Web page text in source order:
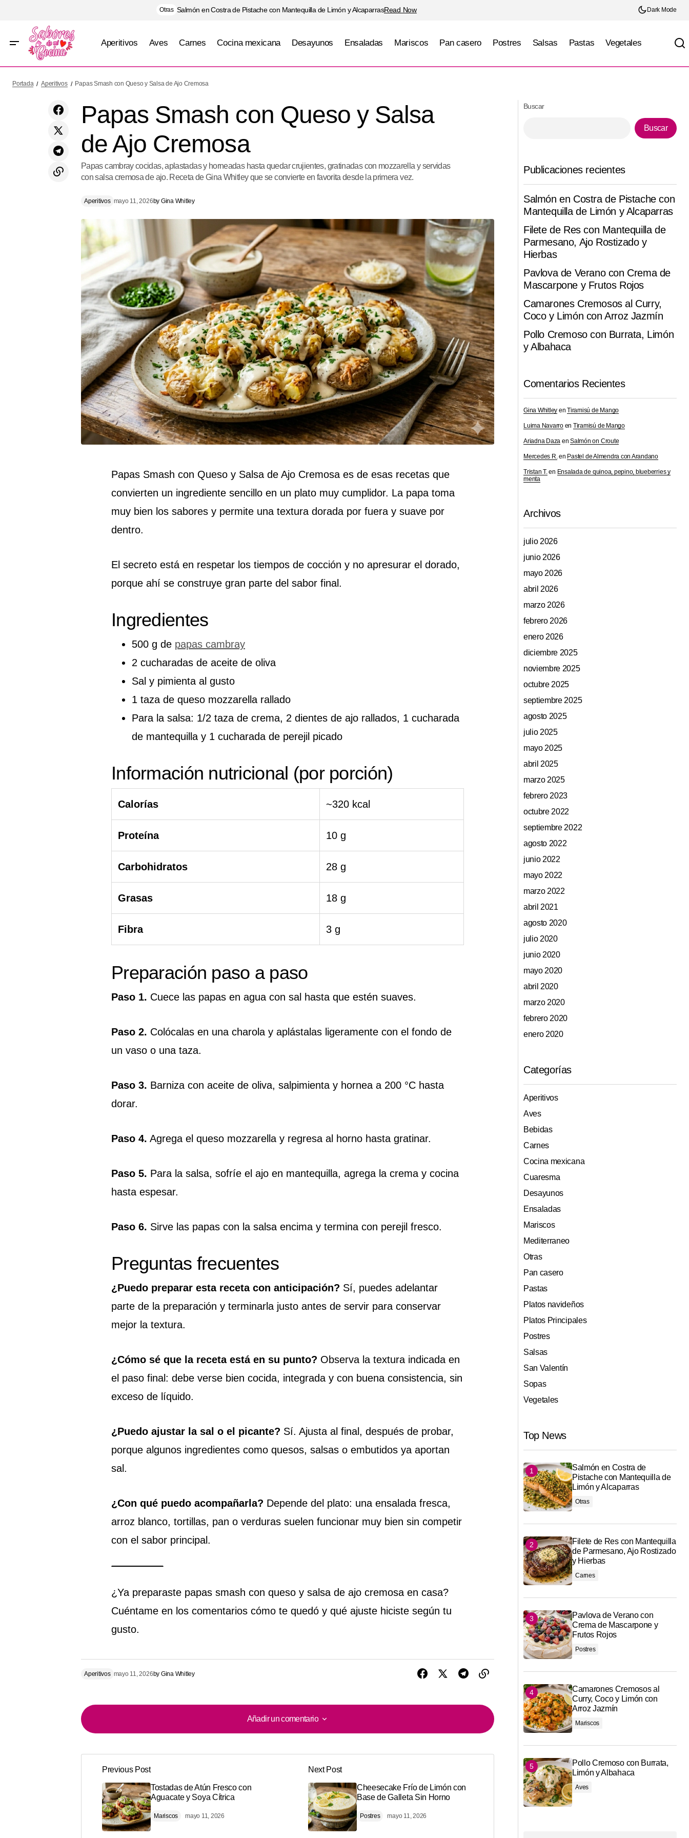
Otras Salmón en Costra de Pistache con Mantequilla de Limón y AlcaparrasRead Now Dark Mode
Aperitivos Aves Carnes Cocina mexicana Desayunos Ensaladas Mariscos Pan casero Postres Salsas Pastas Vegetales
Soya Cítrica
Portada Aperitivos Papas Smash con Queso y Salsa de Ajo Cremosa
Papas Smash con Queso y Salsa
de Ajo Cremosa
Papas cambray cocidas, aplastadas y horneadas hasta quedar crujientes, gratinadas con mozzarella y servidas
con salsa cremosa de ajo. Receta de Gina Whitley que se convierte en favorita desde la primera vez.
Aperitivos mayo 11, 2026by Gina Whitley
Papas Smash con Queso y Salsa de Ajo Cremosa es de esas recetas que
convierten un ingrediente sencillo en un plato muy cumplidor. La papa toma
muy bien los sabores y permite una textura dorada por fuera y suave por
dentro.
El secreto está en respetar los tiempos de cocción y no apresurar el dorado,
porque ahí se construye gran parte del sabor final.
Ingredientes
500 g de papas cambray
2 cucharadas de aceite de oliva
Sal y pimienta al gusto
1 taza de queso mozzarella rallado
Para la salsa: 1/2 taza de crema, 2 dientes de ajo rallados, 1 cucharada
de mantequilla y 1 cucharada de perejil picado
Información nutricional (por porción)
Calorías ~320 kcal
Proteína 10 g
Carbohidratos 28 g
Grasas 18 g
Fibra 3 g
Preparación paso a paso
Paso 1. Cuece las papas en agua con sal hasta que estén suaves.
Paso 2. Colócalas en una charola y aplástalas ligeramente con el fondo de
un vaso o una taza.
Paso 3. Barniza con aceite de oliva, salpimienta y hornea a 200 °C hasta
dorar.
Paso 4. Agrega el queso mozzarella y regresa al horno hasta gratinar.
Paso 5. Para la salsa, sofríe el ajo en mantequilla, agrega la crema y cocina
hasta espesar.
Paso 6. Sirve las papas con la salsa encima y termina con perejil fresco.
Preguntas frecuentes
¿Puedo preparar esta receta con anticipación? Sí, puedes adelantar
parte de la preparación y terminarla justo antes de servir para conservar
mejor la textura.
¿Cómo sé que la receta está en su punto? Observa la textura indicada en
el paso final: debe verse bien cocida, integrada y con buena consistencia, sin
exceso de líquido.
¿Puedo ajustar la sal o el picante? Sí. Ajusta al final, después de probar,
porque algunos ingredientes como quesos, salsas o embutidos ya aportan
sal.
¿Con qué puedo acompañarla? Depende del plato: una ensalada fresca,
arroz blanco, tortillas, pan o verduras suelen funcionar muy bien sin competir
con el sabor principal.
¿Ya preparaste papas smash con queso y salsa de ajo cremosa en casa?
Cuéntame en los comentarios cómo te quedó y qué ajuste hiciste según tu
gusto.
Aperitivos mayo 11, 2026by Gina Whitley
Añadir un comentario
Añadir un comentario
Tu dirección de correo electrónico no será publicada. Los campos obligatorios están marcados con
Comment*
Alternative:
Previous Post
Tostadas de Atún Fresco con
Aguacate y Soya Cítrica
Mariscos mayo 11, 2026
Next Post
Cheesecake Frío de Limón con
Base de Galleta Sin Horno
Postres mayo 11, 2026
Buscar
Buscar
Publicaciones recientes
Salmón en Costra de Pistache con
Mantequilla de Limón y Alcaparras
Filete de Res con Mantequilla de
Parmesano, Ajo Rostizado y
Hierbas
Pavlova de Verano con Crema de
Mascarpone y Frutos Rojos
Camarones Cremosos al Curry,
Coco y Limón con Arroz Jazmín
Pollo Cremoso con Burrata, Limón
y Albahaca
Comentarios Recientes
Gina Whitley enTiramisú de Mango
Luima Navarroen Tiramisú de Mango
Ariadna Daza enSalmón on Croute
Mercedes R.en Pastel de Almendra con Arandano
Tristan T.en Ensalada de quinoa, pepino, blueberries y
menta
Archivos
julio 2026
junio 2026
mayo 2026
abril 2026
marzo 2026
febrero 2026
enero 2026
diciembre 2025
noviembre 2025
octubre 2025
septiembre 2025
agosto 2025
julio 2025
mayo 2025
abril 2025
marzo 2025
febrero 2023
octubre 2022
septiembre 2022
agosto 2022
junio 2022
mayo 2022
marzo 2022
abril 2021
agosto 2020
julio 2020
junio 2020
mayo 2020
abril 2020
marzo 2020
febrero 2020
enero 2020
Categorías
Aperitivos
Aves
Bebidas
Carnes
Cocina mexicana
Cuaresma
Desayunos
Ensaladas
Mariscos
Mediterraneo
Otras
Pan casero
Pastas
Platos navideños
Platos Principales
Postres
Salsas
San Valentín
Sopas
Vegetales
Top News
Salmón en Costra de
Pistache con Mantequilla de
Limón y Alcaparras
Otras
Filete de Res con Mantequilla
de Parmesano, Ajo Rostizado
y Hierbas
Carnes
Pavlova de Verano con
Crema de Mascarpone y
Frutos Rojos
Postres
Camarones Cremosos al
Curry, Coco y Limón con
Arroz Jazmín
Mariscos
Pollo Cremoso con Burrata,
Limón y Albahaca
Aves